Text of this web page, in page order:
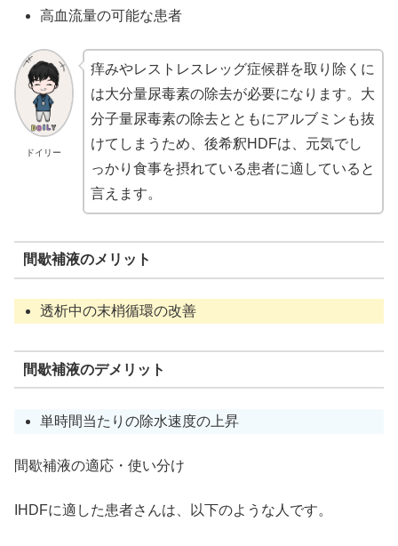
高血流量の可能な患者
ドイリー
痒みやレストレスレッグ症候群を取り除くに
は大分量尿毒素の除去が必要になります。大
分子量尿毒素の除去とともにアルブミンも抜
けてしまうため、後希釈HDFは、元気でし
っかり食事を摂れている患者に適していると
言えます。
間歇補液のメリット
透析中の末梢循環の改善
間歇補液のデメリット
単時間当たりの除水速度の上昇
間歇補液の適応・使い分け
IHDFに適した患者さんは、以下のような人です。